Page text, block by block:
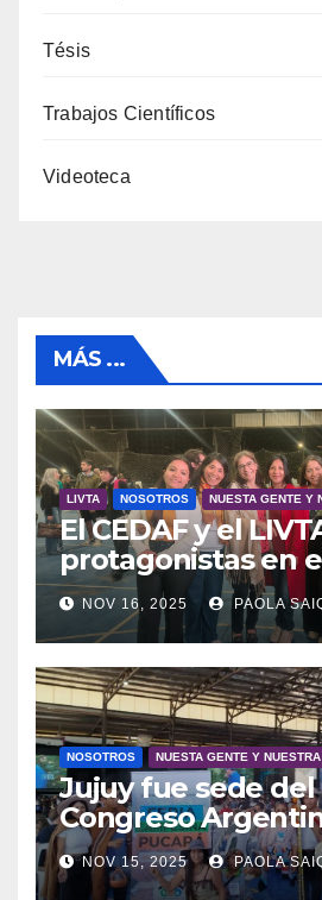
Tésis
Trabajos Científicos
Videoteca
MÁS ...
LIVTA NOSOTROS NUESTA GENTE Y
El CEDAF y el
protagonistas en
Congreso
Agroecología
NOV 16, 2025 PAOLA
NOSOTROS NUESTA GENTE Y
Jujuy fue sede del
Congreso
Agroecología
NOV 15, 2025 PAOLA